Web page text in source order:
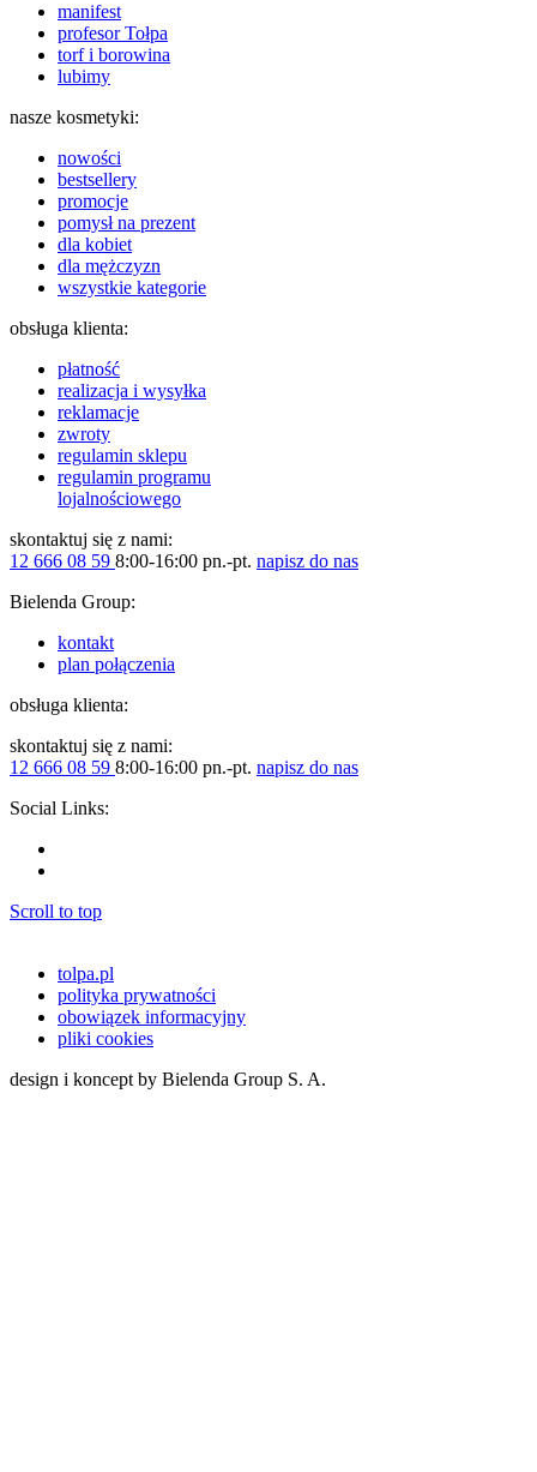
manifest
profesor Tołpa
torf i borowina
lubimy
nasze kosmetyki:
nowości
bestsellery
promocje
pomysł na prezent
dla kobiet
dla mężczyzn
wszystkie kategorie
obsługa klienta:
płatność
realizacja i wysyłka
reklamacje
zwroty
regulamin sklepu
regulamin programu
lojalnościowego
skontaktuj się z nami:
12 666 08 59 8:00-16:00 pn.-pt. napisz do nas
Bielenda Group:
kontakt
plan połączenia
obsługa klienta:
skontaktuj się z nami:
12 666 08 59 8:00-16:00 pn.-pt. napisz do nas
Social Links:
Scroll to top
tolpa.pl
polityka prywatności
obowiązek informacyjny
pliki cookies
design i koncept by Bielenda Group S. A.